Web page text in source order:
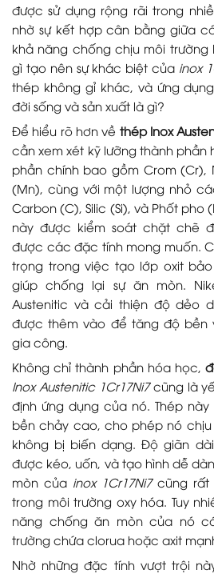
được sử dụng rộng rãi trong
nhờ sự kết hợp cân bằng giữa
khả năng chống chịu môi trường
gì tạo nên sự khác biệt của inox
thép không gỉ khác, và ứng
đời sống và sản xuất là gì?
Để hiểu rõ hơn về thép Inox
cần xem xét kỹ lưỡng thành phần
phần chính bao gồm Crom (Cr),
(Mn), cùng với một lượng nhỏ
Carbon (C), Silic (Si), và Phốt pho
này được kiểm soát chặt chẽ
được các đặc tính mong muốn.
trọng trong việc tạo lớp oxit
giúp chống lại sự ăn mòn.
Austenitic và cải thiện độ dẻo
được thêm vào để tăng độ bền
gia công.
Không chỉ thành phần hóa học,
Inox Austenitic 1Cr17Ni7cũng là
định ứng dụng của nó. Thép
bền chảy cao, cho phép nó
không bị biến dạng. Độ giãn
được kéo, uốn, và tạo hình dễ
mòn của inox 1Cr17Ni7cũng rất
trong môi trường oxy hóa. Tuy
năng chống ăn mòn của nó
trường chứa clorua hoặc axit
Nhờ những đặc tính vượt trội